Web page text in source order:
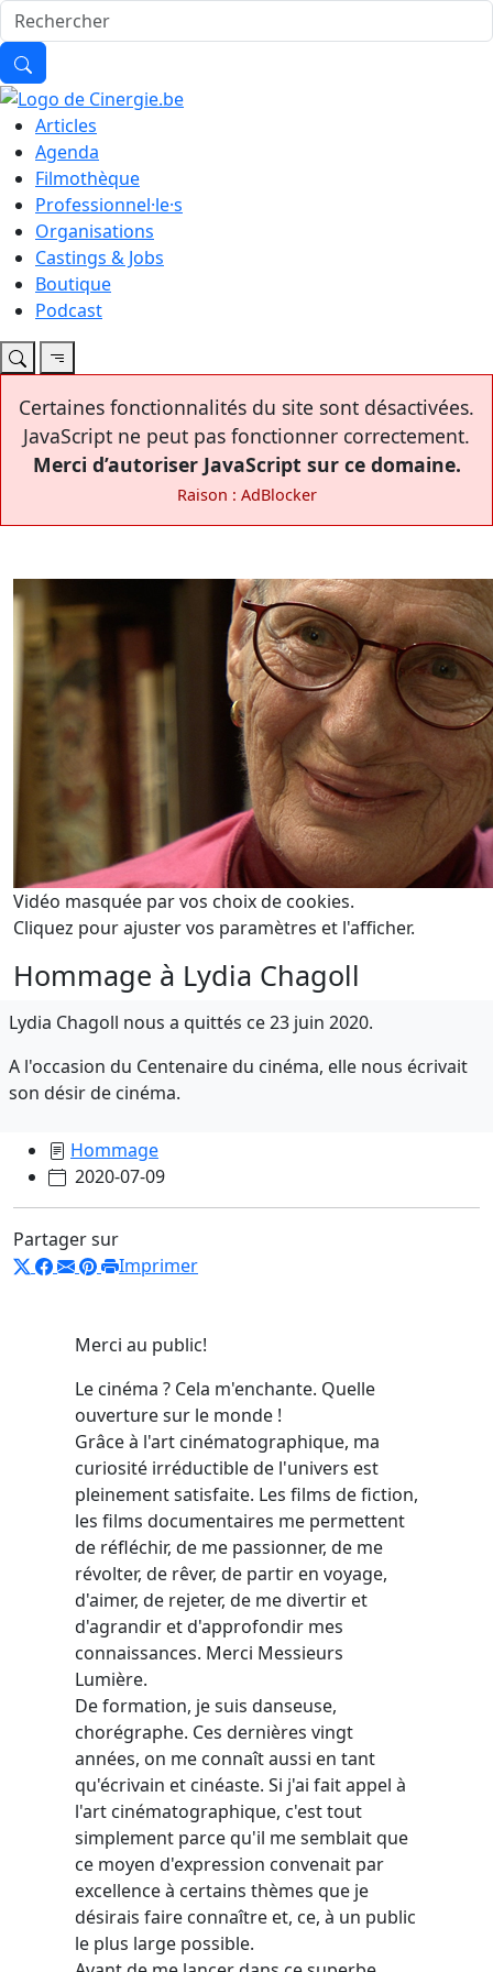
Articles
Agenda
Filmothèque
Professionnel·le·s
Organisations
Castings & Jobs
Boutique
Podcast
Certaines fonctionnalités du site sont désactivées.
JavaScript ne peut pas fonctionner correctement.
Merci d’autoriser JavaScript sur ce domaine.
Raison : AdBlocker
Vidéo masquée par vos choix de cookies.
Cliquez pour ajuster vos paramètres et l'afficher.
Hommage à Lydia Chagoll
Lydia Chagoll nous a quittés ce 23 juin 2020.
A l'occasion du Centenaire du cinéma, elle nous écrivait
son désir de cinéma.
Hommage
2020-07-09
Partager sur
Imprimer
Merci au public!
Le cinéma ? Cela m'enchante. Quelle
ouverture sur le monde !
Grâce à l'art cinématographique, ma
curiosité irréductible de l'univers est
pleinement satisfaite. Les films de fiction,
les films documentaires me permettent
de réfléchir, de me passionner, de me
révolter, de rêver, de partir en voyage,
d'aimer, de rejeter, de me divertir et
d'agrandir et d'approfondir mes
connaissances. Merci Messieurs
Lumière.
De formation, je suis danseuse,
chorégraphe. Ces dernières vingt
années, on me connaît aussi en tant
qu'écrivain et cinéaste. Si j'ai fait appel à
l'art cinématographique, c'est tout
simplement parce qu'il me semblait que
ce moyen d'expression convenait par
excellence à certains thèmes que je
désirais faire connaître et, ce, à un public
le plus large possible.